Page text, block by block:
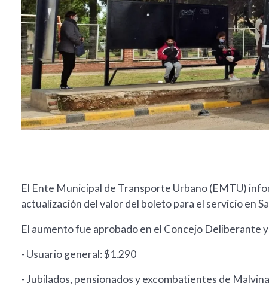
El Ente Municipal de Transporte Urbano (EMTU)
actualización del valor del boleto para el servicio en
El aumento fue aprobado en el Concejo Deliberante
- Usuario general: $1.290
- Jubilados, pensionados y excombatientes de